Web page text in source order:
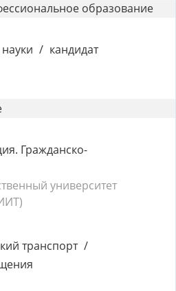
образование
кандидат
Гражданско-
университет
транспорт